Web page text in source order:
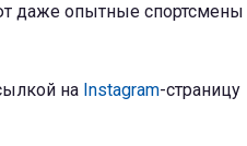
даже опытные спортсмены
на Instagram-страницу